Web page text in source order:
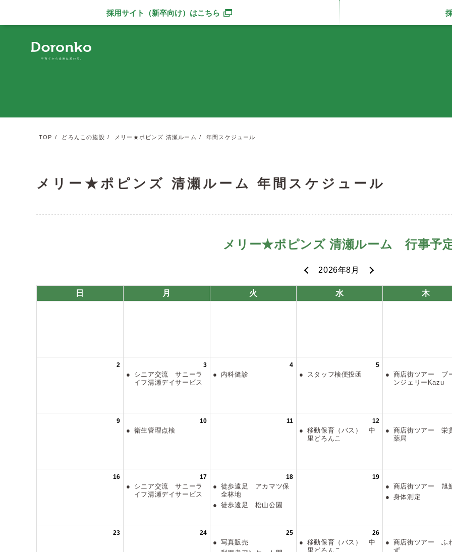
採用サイト（新卒向け） はこちら
別ウィンドウで開きます
TOP どろんこの施設 メリー★ポピンズ 清瀬ルーム 年間スケジュール
メリー★ポピンズ 清瀬ルーム 年間スケジュール